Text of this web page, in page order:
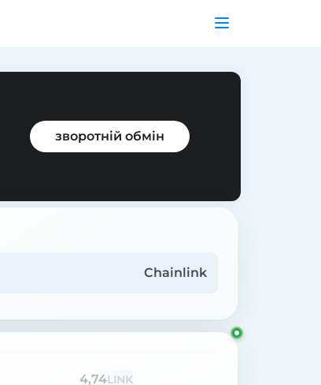
зворотній обмін
Chainlink
4,74LINK